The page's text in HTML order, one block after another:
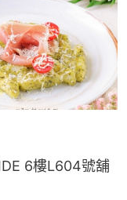
6樓L604號舖